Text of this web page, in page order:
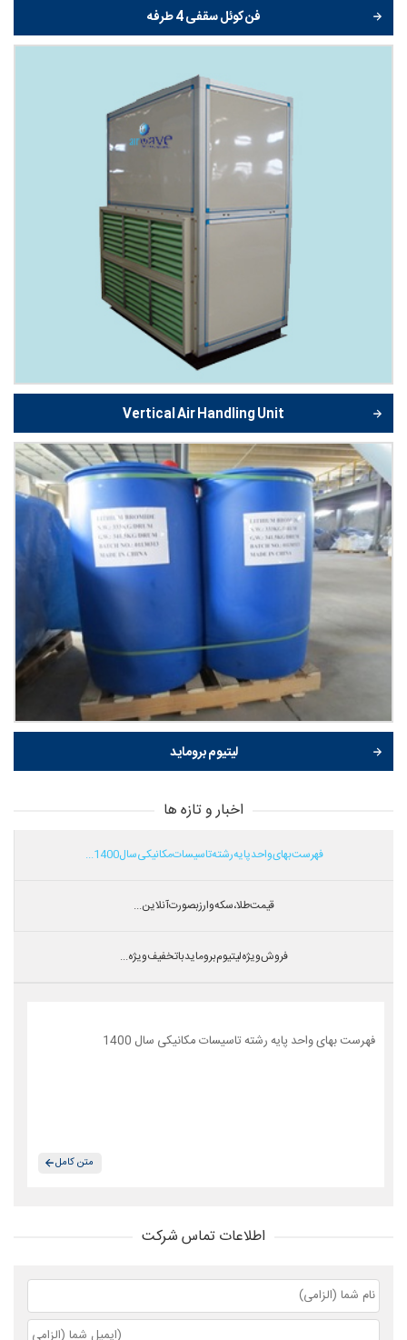
فن کوئل سقفی 4 طرفه
Vertical Air Handling Unit
لیتیوم بروماید
اخبار و تازه ها
فهرست بهای واحد پایه رشته تاسیسات مکانیکی سال 1400...
قیمت طلا،سکه و ارز بصورت آنلاین...
فروش ویژه لیتیوم بروماید با تخفیف ویژه...
فهرست بهای واحد پایه رشته تاسیسات مکانیکی سال 1400
متن کامل
اطلاعات تماس شرکت